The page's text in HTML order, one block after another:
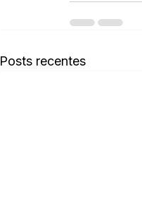
Posts recentes